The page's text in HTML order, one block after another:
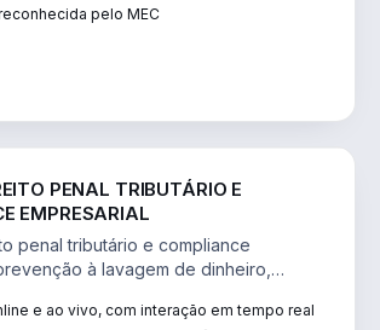
pelo MEC
PENAL TRIBUTÁRIO E
EMPRESARIAL
penal tributário e compliance
à lavagem de dinheiro,
e ao vivo, com interação em tempo real